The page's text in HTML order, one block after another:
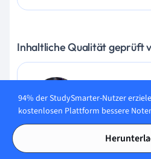
Inhaltliche Qualität geprüft
Gabriel Freitas
AI Engineer
Gabriel Freitas ist AI Engineer mit
Softwareentwicklung,
94% der StudySmarter-Nutzer
kostenlosen Plattform bessere